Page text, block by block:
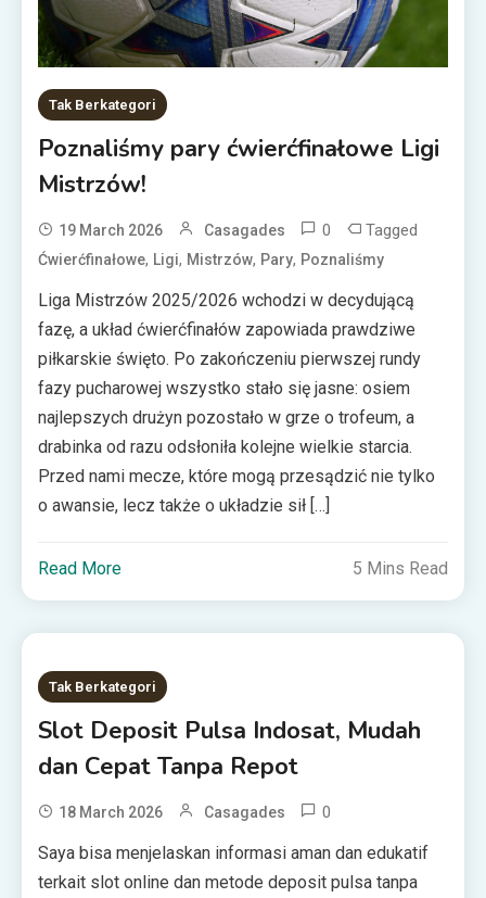
Tak Berkategori
Poznaliśmy pary ćwierćfinałowe Ligi
Mistrzów!
19 March 2026 Casagades 0 Tagged
Ćwierćfinałowe, Ligi, Mistrzów, Pary, Poznaliśmy
Liga Mistrzów 2025/2026 wchodzi w decydującą
fazę, a układ ćwierćfinałów zapowiada prawdziwe
piłkarskie święto. Po zakończeniu pierwszej rundy
fazy pucharowej wszystko stało się jasne: osiem
najlepszych drużyn pozostało w grze o trofeum, a
drabinka od razu odsłoniła kolejne wielkie starcia.
Przed nami mecze, które mogą przesądzić nie tylko
o awansie, lecz także o układzie sił […]
Read More 5 Mins Read
Tak Berkategori
Slot Deposit Pulsa Indosat, Mudah
dan Cepat Tanpa Repot
18 March 2026 Casagades 0
Saya bisa menjelaskan informasi aman dan edukatif
terkait slot online dan metode deposit pulsa tanpa